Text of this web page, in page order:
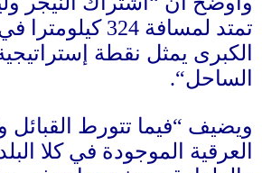
تمتد لمسافة 324 كيلومترا
الكبرى يمثل نقطة
الساحل“.
ويضيف “فيما تتورط
العرقية الموجودة في كلا